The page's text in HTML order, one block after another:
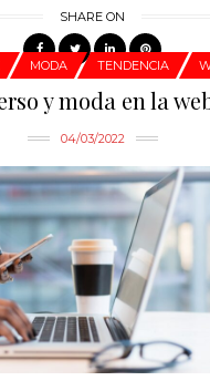
SHARE ON
MODA TENDENCIA
y moda en la
04/03/2022